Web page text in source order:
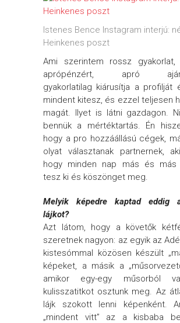
Istenes Bence Instagram interjú:
Heinkenes poszt
Ami szerintem rossz gyakorlat,
aprópénzért, apró
gyakorlatilag kiárusítja a profilját
mindent kitesz, és ezzel teljesen
magát. Ilyet is látni gazdagon.
bennük a mértéktartás. Én
hogy a pro hozzáállású cégek,
olyat választanak partnernek,
hogy minden nap más és más
tesz ki és köszönget meg.
Melyik képedre kaptad eddig
lájkot?
Azt látom, hogy a követők
szeretnek nagyon: az egyik az
kistesómmal közösen készült
képeket, a másik a
amikor egy-egy műsorból
kulisszatitkot osztunk meg. Az
lájk szokott lenni képenként.
„mindent vitt” az a kisbaba